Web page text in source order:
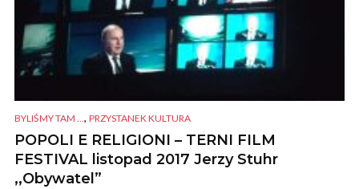
BYLIŚMY TAM ..., PRZYSTANEK KULTURA
POPOLI E RELIGIONI – TERNI FILM
FESTIVAL listopad 2017 Jerzy Stuhr
,,Obywatel”